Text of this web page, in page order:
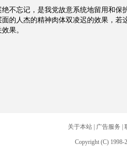
不忘记，是我党故意系统地留用和保
的人杰的精神肉体双凌迟的效果，若
果。
关于本站| 广告服务
Copyright (C) 1998-